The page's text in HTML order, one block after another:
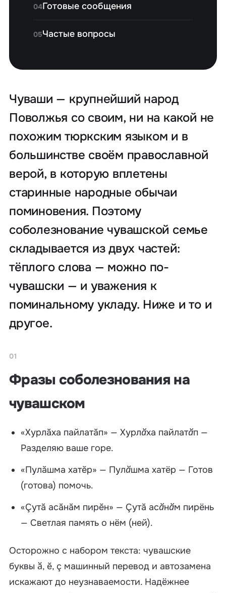
04Готовые сообщения
05Частые вопросы
Чуваши — крупнейший народ
Поволжья со своим, ни на какой не
похожим тюркским языком и в
большинстве своём православной
верой, в которую вплетены
старинные народные обычаи
поминовения. Поэтому
соболезнование чувашской семье
складывается из двух частей:
тёплого слова — можно по-
чувашски — и уважения к
поминальному укладу. Ниже и то и
другое.
01
Фразы соболезнования на
чувашском
«Хурлăха пайлатăп» —Хурлӑха пайлатӑп —
Разделяю ваше горе.
«Пулăшма хатĕр» — Пулӑшма хатёр — Готов
(готова) помочь.
«Çутă асăнăм пирĕн» —Çутă асӑнӑм пирёнь
— Светлая память о нём (ней).
Осторожно с набором текста: чувашские
буквы ӑ, ĕ, ç машинный перевод и автозамена
искажают до неузнаваемости. Надёжнее